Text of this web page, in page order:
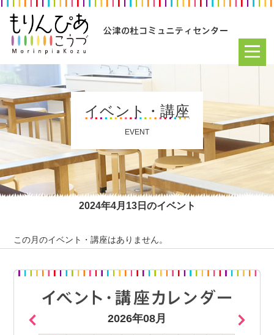
イベント・講座
EVENT
2024年4月13日のイベント
この月のイベント・講座はありません。
2026年08月